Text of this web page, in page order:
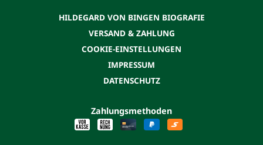
HILDEGARD VON BINGEN BIOGRAFIE
VERSAND & ZAHLUNG
COOKIE-EINSTELLUNGEN
IMPRESSUM
DATENSCHUTZ
Zahlungsmethoden